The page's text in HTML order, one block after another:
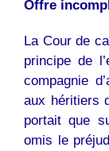
Offre
La Cour de
principe de
compagnie
aux héritiers
portait que
omis le